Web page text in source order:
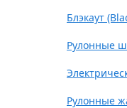
Блэкаут
Рулонные
Рулонные